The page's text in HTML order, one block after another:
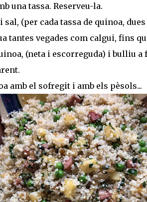
una tassa. Reserveu-la.
(per cada tassa de quinoa, dues
tantes vegades com calgui, fins
(neta i escorreguda) i bulliu
amb el sofregit i amb els pèsols...